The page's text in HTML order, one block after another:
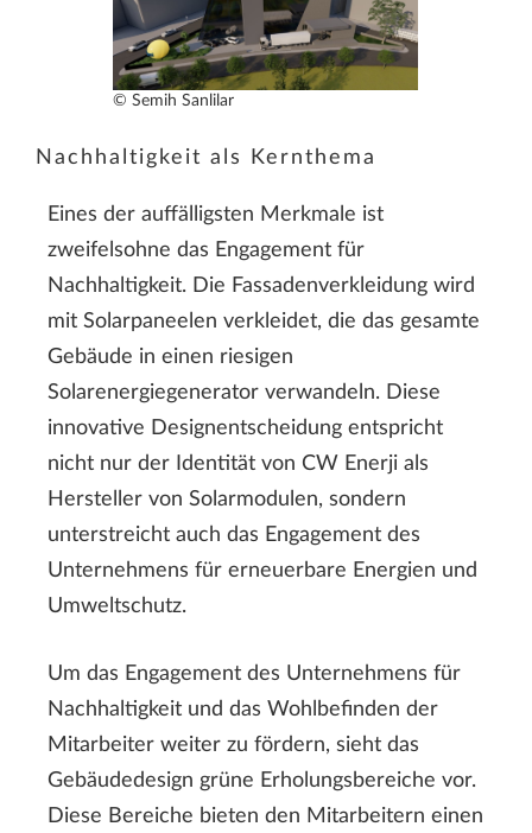
© Semih Sanlilar
Nachhaltigkeit als Kernthema
Eines der auffälligsten Merkmale ist
zweifelsohne das Engagement für
Nachhaltigkeit. Die Fassadenverkleidung wird
mit Solarpaneelen verkleidet, die das gesamte
Gebäude in einen riesigen
Solarenergiegenerator verwandeln. Diese
innovative Designentscheidung entspricht
nicht nur der Identität von CW Enerji als
Hersteller von Solarmodulen, sondern
unterstreicht auch das Engagement des
Unternehmens für erneuerbare Energien und
Umweltschutz.
Um das Engagement des Unternehmens für
Nachhaltigkeit und das Wohlbefinden der
Mitarbeiter weiter zu fördern, sieht das
Gebäudedesign grüne Erholungsbereiche vor.
Diese Bereiche bieten den Mitarbeitern einen